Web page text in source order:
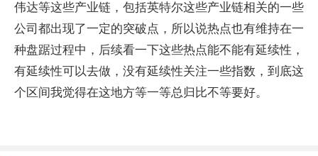
伟达等这些产业链，包括英特尔这些产业链相关的一些
公司都出现了一定的突破点，所以说热点也有维持在一
种盘踞过程中，后续看一下这些热点能不能有延续性，
有延续性可以去做，没有延续性关注一些指数，到底这
个区间我觉得在这地方等一等总归比不等要好。